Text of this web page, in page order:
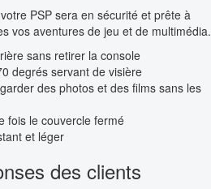
PSP sera en sécurité et prête à
vos aventures de jeu et de multimédia.
sans retirer la console
degrés servant de visière
des photos et des films sans les
fois le couvercle fermé
et léger
des clients